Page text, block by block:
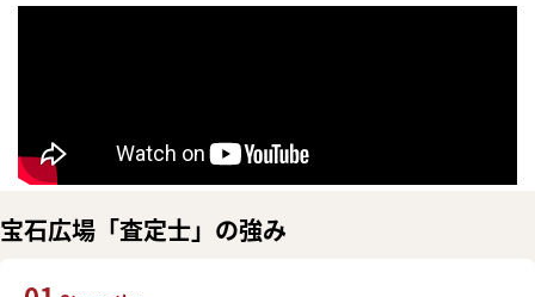
宝石広場「査定士」の強み